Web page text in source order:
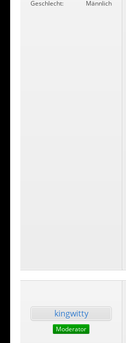
Geschlecht
Männlich
kingwitty
Moderator